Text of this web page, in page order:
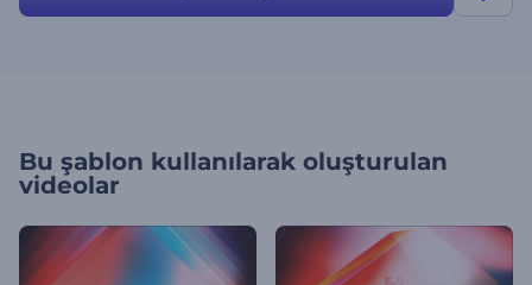
Bu şablon kullanılarak oluşturulan
videolar